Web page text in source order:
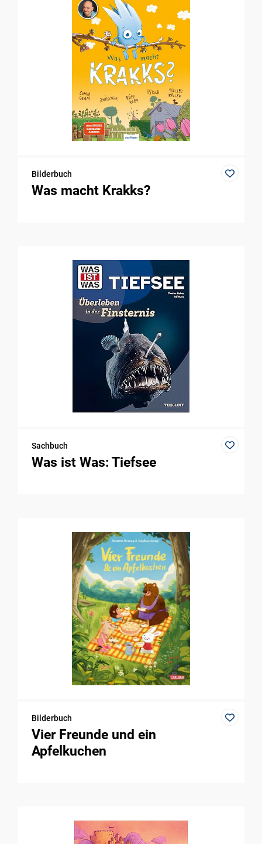
Bilderbuch
Was macht Krakks?
Sachbuch
Was ist Was: Tiefsee
Bilderbuch
Vier Freunde und ein
Apfelkuchen